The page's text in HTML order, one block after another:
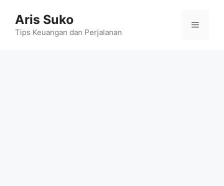
content
Aris Suko
Tips Keuangan dan Perjalanan
Menu